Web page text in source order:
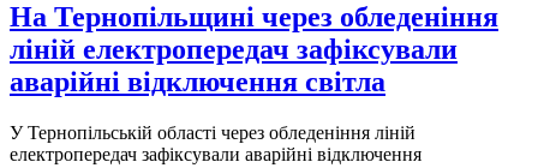
На Тернопільщині через обледеніння
ліній електропередач зафіксували
аварійні відключення світла
У Тернопільській області через обледеніння ліній
електропередач зафіксували аварійні відключення